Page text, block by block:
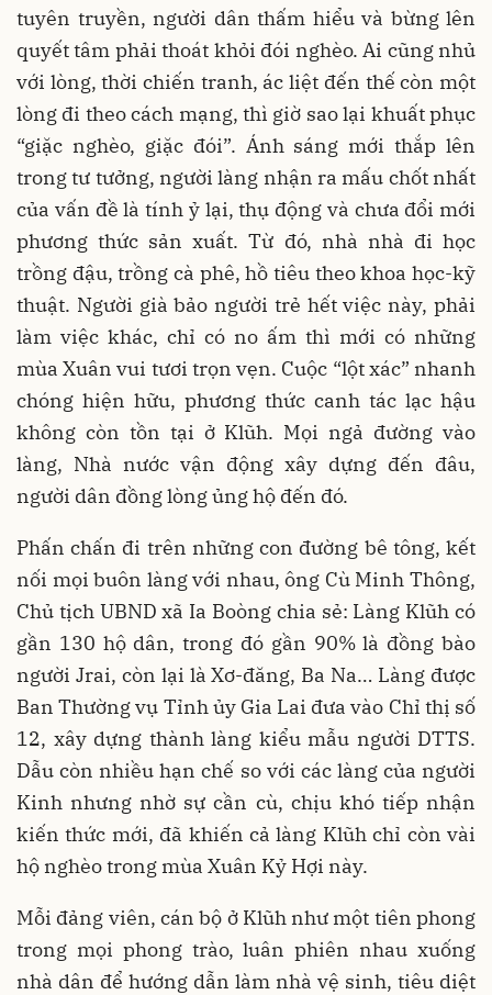
tuyên truyền, người dân thấm hiểu và bừng lên
quyết tâm phải thoát khỏi đói nghèo. Ai cũng nhủ
với lòng, thời chiến tranh, ác liệt đến thế còn một
lòng đi theo cách mạng, thì giờ sao lại khuất phục
“giặc nghèo, giặc đói”. Ánh sáng mới thắp lên
trong tư tưởng, người làng nhận ra mấu chốt nhất
của vấn đề là tính ỷ lại, thụ động và chưa đổi mới
phương thức sản xuất. Từ đó, nhà nhà đi học
trồng đậu, trồng cà phê, hồ tiêu theo khoa học-kỹ
thuật. Người già bảo người trẻ hết việc này, phải
làm việc khác, chỉ có no ấm thì mới có những
mùa Xuân vui tươi trọn vẹn. Cuộc “lột xác” nhanh
chóng hiện hữu, phương thức canh tác lạc hậu
không còn tồn tại ở Klũh. Mọi ngả đường vào
làng, Nhà nước vận động xây dựng đến đâu,
người dân đồng lòng ủng hộ đến đó.
Phấn chấn đi trên những con đường bê tông, kết
nối mọi buôn làng với nhau, ông Cù Minh Thông,
Chủ tịch UBND xã Ia Boòng chia sẻ: Làng Klũh có
gần 130 hộ dân, trong đó gần 90% là đồng bào
người Jrai, còn lại là Xơ-đăng, Ba Na… Làng được
Ban Thường vụ Tỉnh ủy Gia Lai đưa vào Chỉ thị số
12, xây dựng thành làng kiểu mẫu người DTTS.
Dẫu còn nhiều hạn chế so với các làng của người
Kinh nhưng nhờ sự cần cù, chịu khó tiếp nhận
kiến thức mới, đã khiến cả làng Klũh chỉ còn vài
hộ nghèo trong mùa Xuân Kỷ Hợi này.
Mỗi đảng viên, cán bộ ở Klũh như một tiên phong
trong mọi phong trào, luân phiên nhau xuống
nhà dân để hướng dẫn làm nhà vệ sinh, tiêu diệt